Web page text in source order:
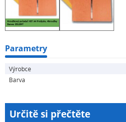
Parametry
Výrobce
Barva
Určitě si přečtěte